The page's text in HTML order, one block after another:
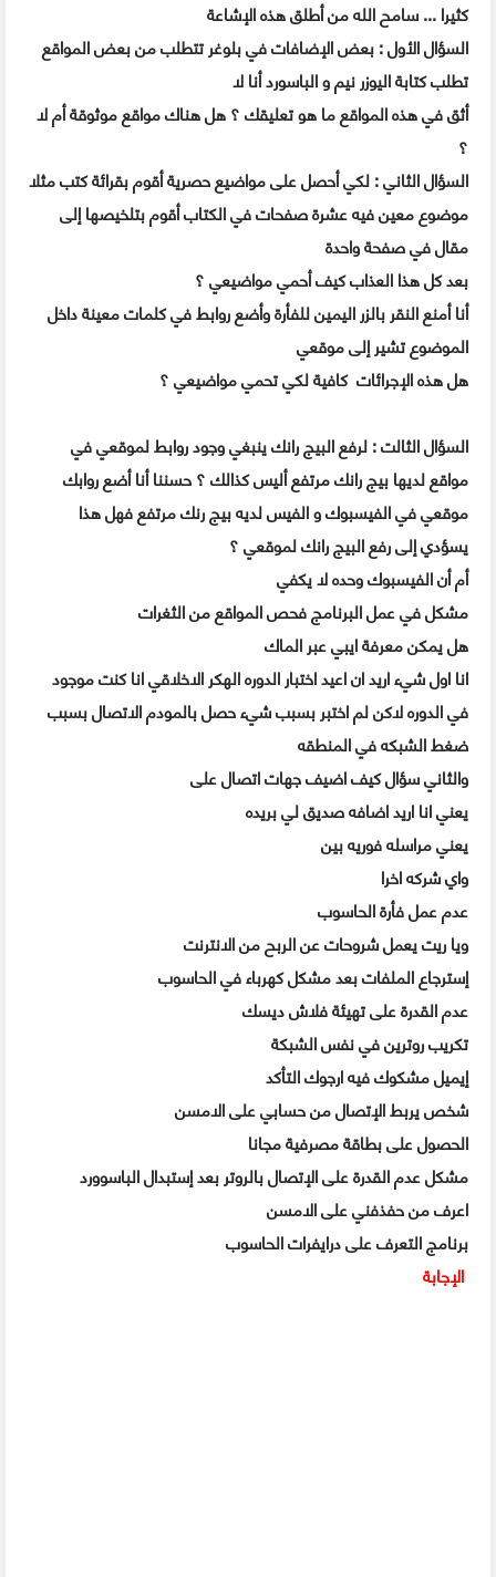
كثيرا ... سامح الله من أطلق هذه الإشاعة
السؤال الأول : بعض الإضافات في بلوغر تتطلب من بعض المواقع
تطلب كتابة اليوزر نيم و الباسورد أنا لا
؟
السؤال الثاني : لكي أحصل على مواضيع حصرية أقوم بقرائة كتب مثلا
موضوع معين فيه عشرة صفحات في الكتاب أقوم بتلخيصها إلى
مقال في صفحة واحدة
بعد كل هذا العذاب كيف أحمي مواضيعي ؟
أنا أمنع النقر بالزر اليمين للفأرة وأضع روابط في كلمات معينة داخل
الموضوع تشير إلى موقعي
هل هذه الإجرائات كافية لكي تحمي مواضيعي ؟
السؤال الثالت : لرفع البيج رانك ينبغي وجود روابط لموقعي في
مواقع لديها بيج رانك مرتفع أليس كذالك ؟ حسننا أنا أضع روابك
موقعي في الفيسبوك و الفيس لديه بيج رنك مرتفع فهل هذا
يسؤدي إلى رفع البيج رانك لموقعي ؟
أم أن الفيسبوك وحده لا يكفي
مشكل في عمل البرنامج فحص المواقع من الثغرات
هل يمكن معرفة ايبي عبر الماك
انا اول شيء اريد ان اعيد اختبار الدوره الهكر الاخلاقي انا كنت موجود
في الدوره لاكن لم اختبر بسبب شيء حصل بالمودم الاتصال بسبب
ضغط الشبكه في المنطقه
والثاني سؤال كيف اضيف جهات اتصال على
يعني انا اريد اضافه صديق لي بريده
يعني مراسله فوريه بين
واي شركه اخرا
عدم عمل فأرة الحاسوب
ويا ريت يعمل شروحات عن الربح من الانترنت
إسترجاع الملفات بعد مشكل كهرباء في الحاسوب
عدم القدرة على تهيئة فلاش ديسك
تكريب روترين في نفس الشبكة
إيميل مشكوك فيه ارجوك التأكد
شخص يربط الإتصال من حسابي على الامسن
الحصول على بطاقة مصرفية مجانا
مشكل عدم القدرة على الإتصال بالروتر بعد إستبدال الباسوورد
اعرف من حفذفني على الامسن
برنامج التعرف على درايفرات الحاسوب
الإجابة